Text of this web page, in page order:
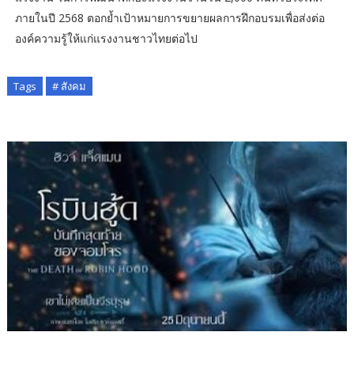
ภายในปี 2568 ตอกย้ำเป้าหมายการขยายผลการฝึกอบรมเพื่อส่งต่อ
องค์ความรู้ให้แก่แรงงานชาวไทยต่อไป
Tags # สังคม